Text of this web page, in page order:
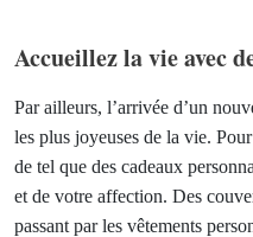
Accueillez la vie avec
Par ailleurs, l’arrivée d’un
les plus joyeuses de la vie.
de tel que des cadeaux
et de votre affection. Des
passant par les vêtements